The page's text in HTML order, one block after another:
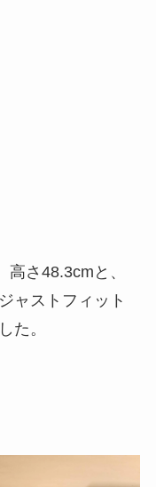
さ48.3cmと、
ャストフィット
た。